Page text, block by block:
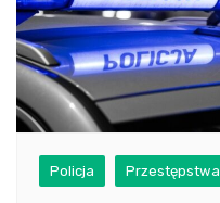
Policja Przestępstwa